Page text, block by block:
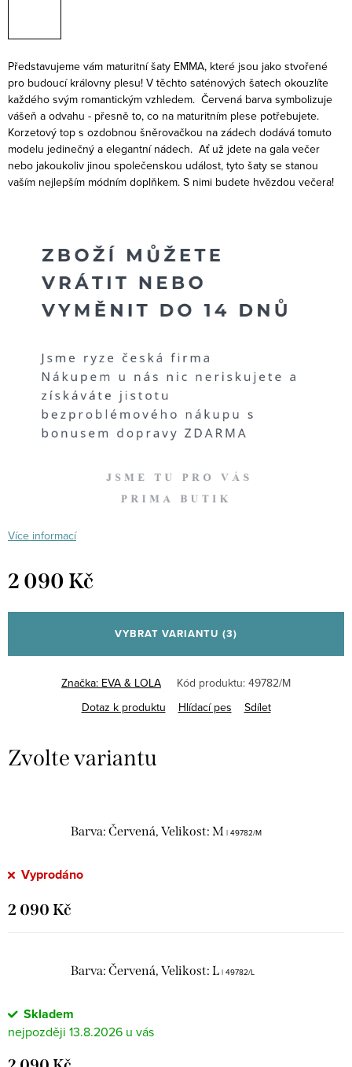
Představujeme vám maturitní šaty EMMA, které jsou jako stvořené
pro budoucí královny plesu! V těchto saténových šatech okouzlíte
každého svým romantickým vzhledem. Červená barva symbolizuje
vášeň a odvahu - přesně to, co na maturitním plese potřebujete.
Korzetový top s ozdobnou šněrovačkou na zádech dodává tomuto
modelu jedinečný a elegantní nádech. Ať už jdete na gala večer
nebo jakoukoliv jinou společenskou událost, tyto šaty se stanou
vaším nejlepším módním doplňkem. S nimi budete hvězdou večera!
Více informací
2 090 Kč
cena:
VYBRAT VARIANTU (3)
Značka: EVA & LOLA Kód produktu: 49782/M
Dotaz k produktu
Hlídací pes Sdílet
Barva: Červená, Velikost: M | 49782/M
Vyprodáno
2 090 Kč
Barva: Červená, Velikost: L | 49782/L
Skladem
13.8.2026